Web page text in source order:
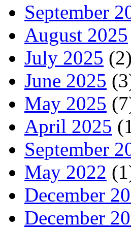
September
August 2025
July 2025 (2)
June 2025
May 2025
April 2025
September
May 2022
December
December